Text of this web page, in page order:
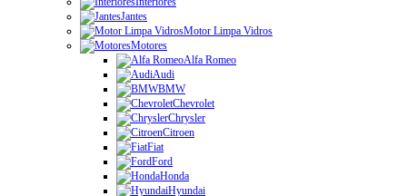
Jantes
Motor Limpa Vidros
Motores
Alfa Romeo
Audi
BMW
Chevrolet
Chrysler
Citroen
Fiat
Ford
Honda
Hyundai